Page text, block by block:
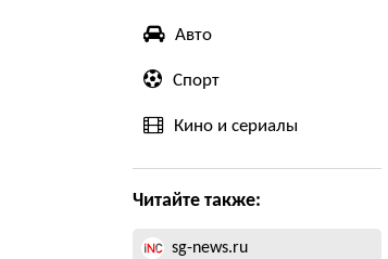
Авто
Спорт
Кино и сериалы
Читайте также:
sg-news.ru